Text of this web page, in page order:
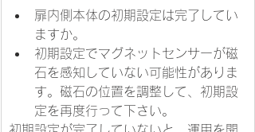
​扉内側本体の初期設定は完了してい
ますか。
初期設定でマグネットセンサーが磁
石を感知していない可能性がありま
す。磁石の位置を調整して、初期設
定を再度行って下さい。